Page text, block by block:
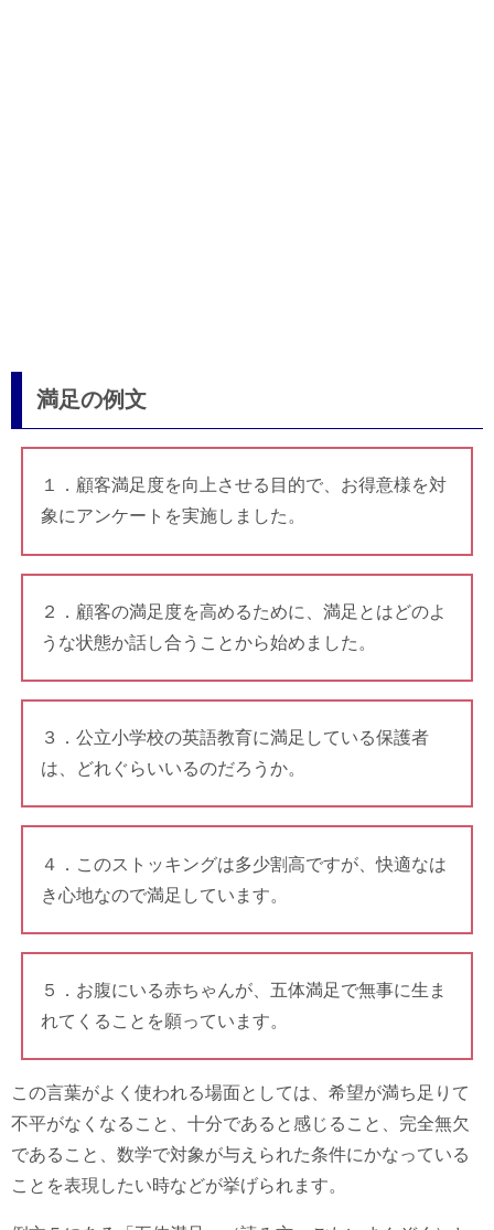
満足の例文
１．顧客満足度を向上させる目的で、お得意様を対
象にアンケートを実施しました。
２．顧客の満足度を高めるために、満足とはどのよ
うな状態か話し合うことから始めました。
３．公立小学校の英語教育に満足している保護者
は、どれぐらいいるのだろうか。
４．このストッキングは多少割高ですが、快適なは
き心地なので満足しています。
５．お腹にいる赤ちゃんが、五体満足で無事に生ま
れてくることを願っています。
この言葉がよく使われる場面としては、希望が満ち足りて
不平がなくなること、十分であると感じること、完全無欠
であること、数学で対象が与えられた条件にかなっている
ことを表現したい時などが挙げられます。